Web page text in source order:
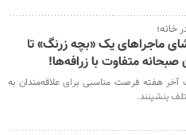
خانه؛
ماجراهای یک «بچه زرنگ» تا
متفاوت با زرافه‌ها!
آخر هفته فرصت مناسبی برای علاقه‌مندان به
بنشینند.